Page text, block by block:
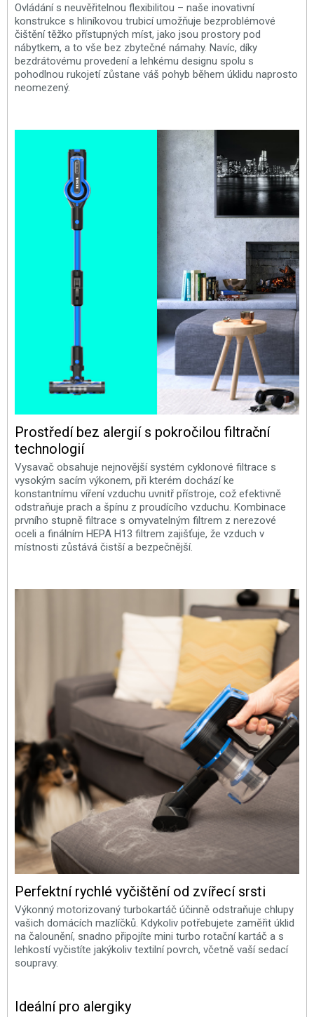
Ovládání s neuvěřitelnou flexibilitou – naše inovativní
konstrukce s hliníkovou trubicí umožňuje bezproblémové
čištění těžko přístupných míst, jako jsou prostory pod
nábytkem, a to vše bez zbytečné námahy. Navíc, díky
bezdrátovému provedení a lehkému designu spolu s
pohodlnou rukojetí zůstane váš pohyb během úklidu naprosto
neomezený.
Prostředí bez alergií s pokročilou filtrační
technologií
Vysavač obsahuje nejnovější systém cyklonové filtrace s
vysokým sacím výkonem, při kterém dochází ke
konstantnímu víření vzduchu uvnitř přístroje, což efektivně
odstraňuje prach a špínu z proudícího vzduchu. Kombinace
prvního stupně filtrace s omyvatelným filtrem z nerezové
oceli a finálním HEPA H13 filtrem zajišťuje, že vzduch v
místnosti zůstává čistší a bezpečnější.
Perfektní rychlé vyčištění od zvířecí srsti
Výkonný motorizovaný turbokartáč účinně odstraňuje chlupy
vašich domácích mazlíčků. Kdykoliv potřebujete zaměřit úklid
na čalounění, snadno připojíte mini turbo rotační kartáč a s
lehkostí vyčistíte jakýkoliv textilní povrch, včetně vaší sedací
soupravy.
Ideální pro alergiky